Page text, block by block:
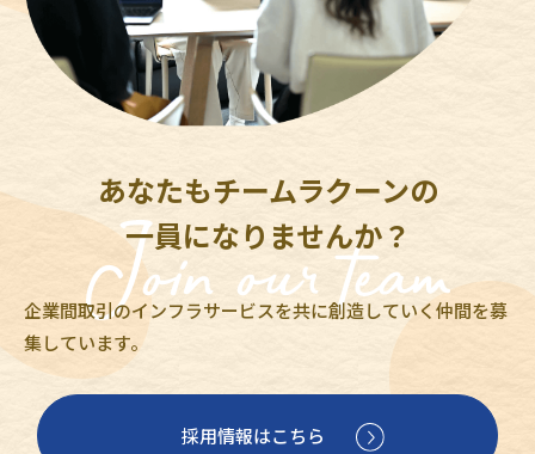
あなたもチームラクーンの
一員になりませんか？
企業間取引のインフラサービスを共に創造していく仲間を募
集しています。
採用情報はこちら